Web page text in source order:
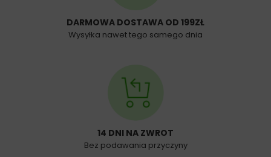
DARMOWA DOSTAWA OD 199ZŁ
Wysyłka nawet tego samego dnia
14 DNI NA ZWROT
Bez podawania przyczyny